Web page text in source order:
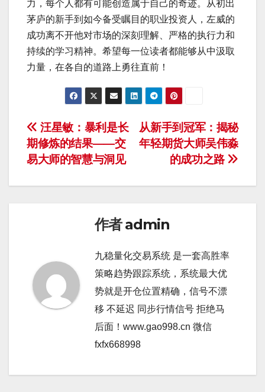
力，每个人都有可能创造属于自己的奇迹。从初出
茅庐的新手到如今备受瞩目的职业投资人，左威的
成功离不开他对市场的深刻理解、严格的执行力和
持续的学习精神。希望每一位读者都能够从中汲取
力量，在各自的道路上勇往直前！
文
章
导
从新手到冠军：揭秘
年轻期货大师吴伟淼
的成功之路
汪星敏：暴利是长
期修炼的结果——交
易大师的智慧与洞见
作者admin
九稳量化交易系统 是一套高胜率
策略趋势跟踪系统，系统最大优
势就是开仓位置精确，信号不漂
移 不延迟 同步行情信号 拒绝马
后面！www.gao998.cn 微信
fxfx668998